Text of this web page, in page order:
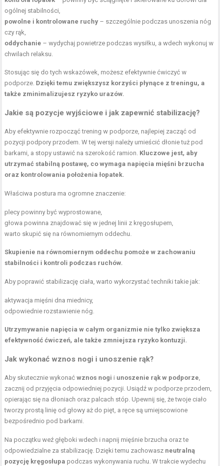
ogólnej stabilności,
powolne i kontrolowane ruchy – szczególnie podczas unoszenia nóg
czy rąk,
oddychanie – wydychaj powietrze podczas wysiłku, a wdech wykonuj w
chwilach relaksu.
Stosując się do tych wskazówek, możesz efektywnie ćwiczyć w
podporze. Dzięki temu zwiększysz korzyści płynące z treningu, a
także zminimalizujesz ryzyko urazów.
Jakie są pozycje wyjściowe i jak zapewnić stabilizację?
Aby efektywnie rozpocząć trening w podporze, najlepiej zacząć od
pozycji podpory przodem. W tej wersji należy umieścić dłonie tuż pod
barkami, a stopy ustawić na szerokość ramion. Kluczowe jest, aby
utrzymać stabilną postawę, co wymaga napięcia mięśni brzucha
oraz kontrolowania położenia łopatek.
Właściwa postura ma ogromne znaczenie:
plecy powinny być wyprostowane,
głowa powinna znajdować się w jednej linii z kręgosłupem,
warto skupić się na równomiernym oddechu.
Skupienie na równomiernym oddechu pomoże w zachowaniu
stabilności i kontroli podczas ruchów.
Aby poprawić stabilizację ciała, warto wykorzystać techniki takie jak:
aktywacja mięśni dna miednicy,
odpowiednie rozstawienie nóg.
Utrzymywanie napięcia w całym organizmie nie tylko zwiększa
efektywność ćwiczeń, ale także zmniejsza ryzyko kontuzji.
Jak wykonać wznos nogi i unoszenie rąk?
Aby skutecznie wykonaćwznos nogi i unoszenie rąk w podporze,
zacznij od przyjęcia odpowiedniej pozycji. Usiądź w podporze przodem,
opierając się na dłoniach oraz palcach stóp. Upewnij się, że twoje ciało
tworzy prostą linię od głowy aż do pięt, a ręce są umiejscowione
bezpośrednio pod barkami.
Na początku weź głęboki wdech i napnij mięśnie brzucha oraz te
odpowiedzialne za stabilizację. Dzięki temu zachowasz neutralną
pozycję kręgosłupa podczas wykonywania ruchu. W trakcie wydechu